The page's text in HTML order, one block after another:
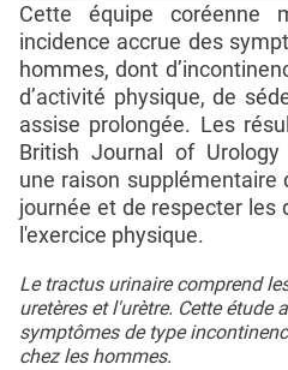
Cette équipe coréenne
incidence accrue des
hommes, dont
d’activité physique, de
assise prolongée. Les
British Journal of
une raison supplémentaire
journée et de respecter les
l'exercice physique.
Le tractus urinaire comprend
uretères et l'urètre. Cette étude
symptômes de type
chez les hommes.